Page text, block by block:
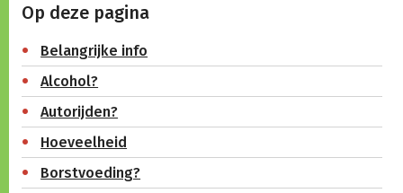
Op deze pagina
Belangrijke info
Alcohol?
Autorijden?
Hoeveelheid
Borstvoeding?